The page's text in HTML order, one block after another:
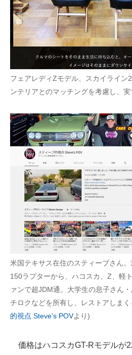
フェアレディZモデル、スカイライン
ンテリアとのマッチングを考慮し、
米国テキサス在住のスティーブさん
150ラプターから、ハコスカ、Z、軽
ァンで超JDM通。大学生の息子さん
チロクなどを所有し、レストアしま
的視点 Steve's POVより)
価格はハコスカGT-Rモデルが